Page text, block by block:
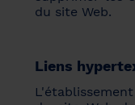
du site Web.
Liens